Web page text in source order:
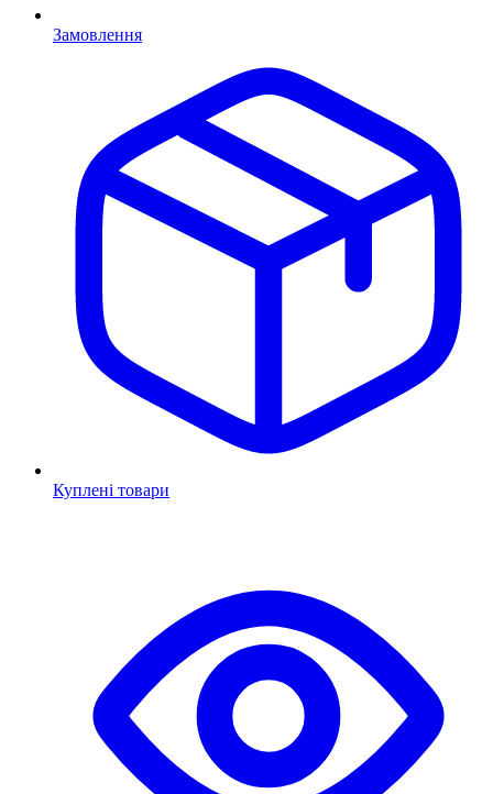
Замовлення
Куплені товари